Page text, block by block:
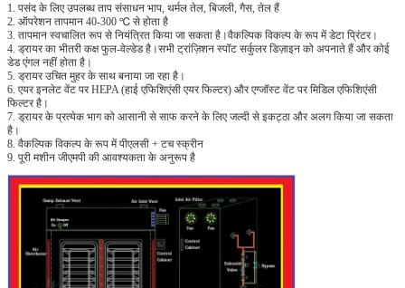
1. पसंद के लिए उपलब्ध ताप संसाधन भाप, थर्मल तेल, बिजली, गैस, तेल हैं
2. ऑपरेशन तापमान 40-300 ℃ से होता है
3. तापमान स्वचालित रूप से नियंत्रित किया जा सकता है।वैकल्पिक विकल्प के रूप में डेटा प्रिंटर।
4. ड्रायर का भीतरी कक्ष फुल-वेल्डेड है।सभी ट्रांज़िशन स्पॉट सर्कुलर डिज़ाइन को अपनाते हैं और कोई
डेड एंगल नहीं होता है।
5. ड्रायर उचित मुहर के साथ बनाया जा रहा है।
6. एयर इनलेट वेंट पर HEPA (हाई एफिशिएंसी एयर फिल्टर) और एग्जॉस्ट वेंट पर मिडिल एफिशिएंसी
फिल्टर है।
7. ड्रायर के प्रत्येक भाग को आसानी से साफ करने के लिए जल्दी से इकट्ठा और अलग किया जा सकता
है।
8. वैकल्पिक विकल्प के रूप में पीएलसी + टच स्क्रीन
9. पूरी मशीन जीएमपी की आवश्यकता के अनुरूप है